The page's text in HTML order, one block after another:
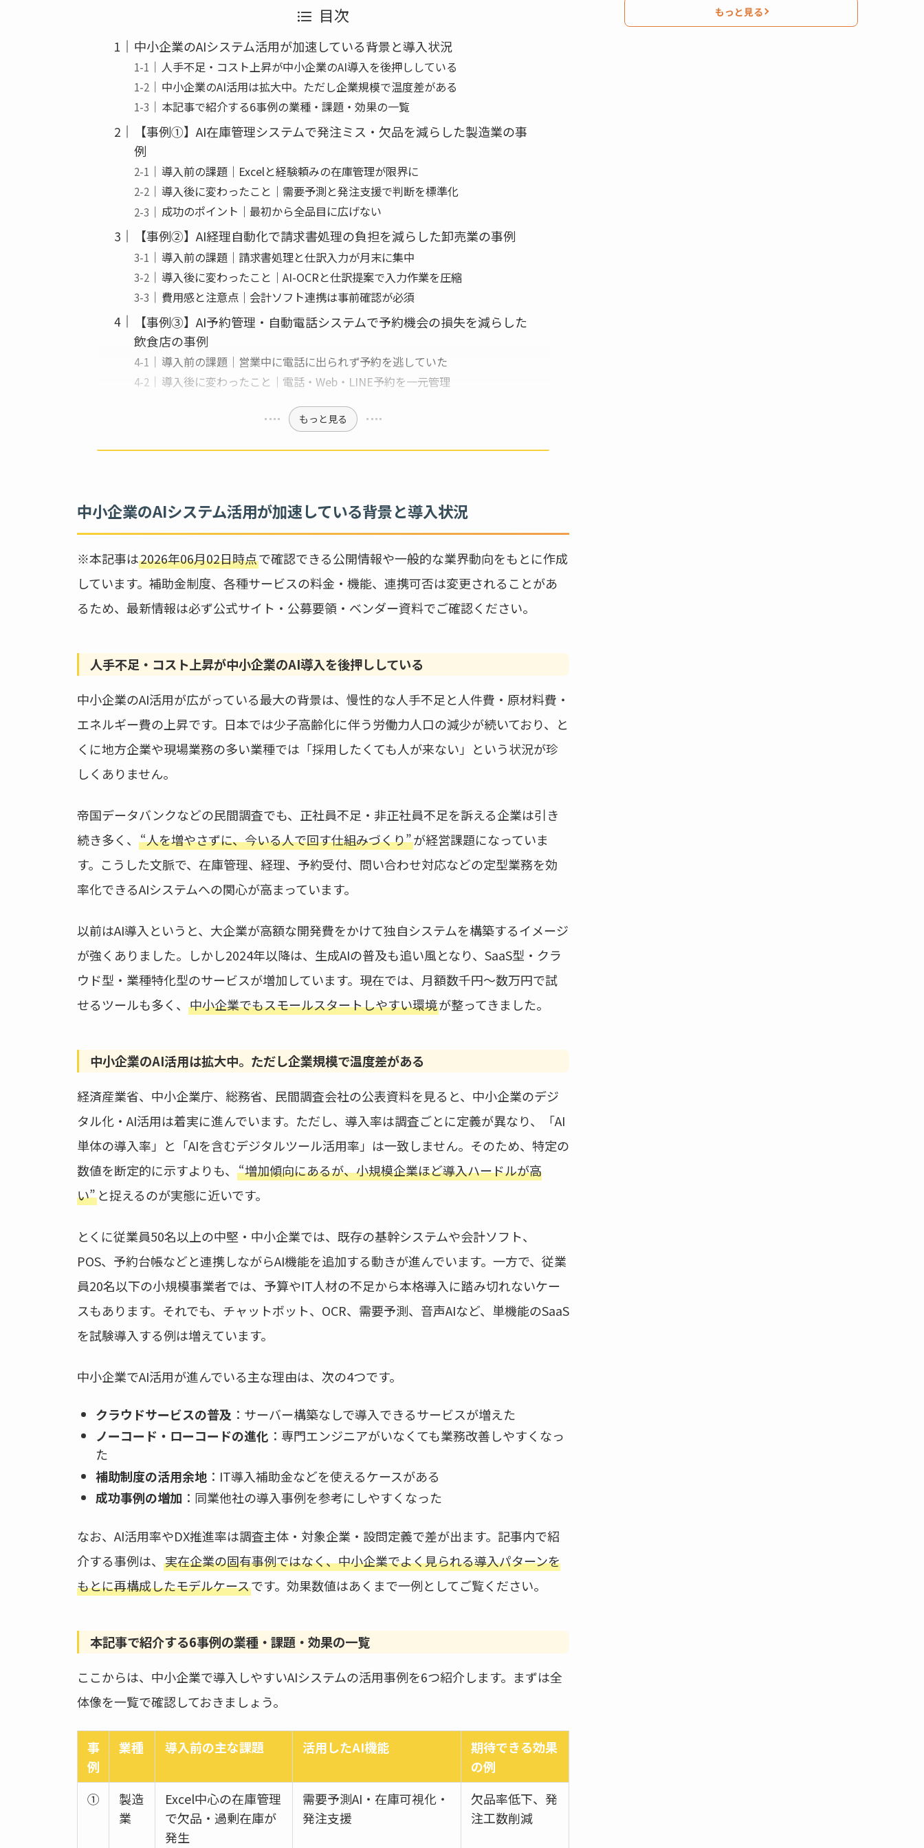
o
目次
中小企業のAIシステム活用が加速している背景と導入状況
人手不足・コスト上昇が中小企業のAI導入を後押ししている
中小企業のAI活用は拡大中。ただし企業規模で温度差がある
本記事で紹介する6事例の業種・課題・効果の一覧
【事例①】AI在庫管理システムで発注ミス・欠品を減らした製造業の事
例
導入前の課題｜Excelと経験頼みの在庫管理が限界に
導入後に変わったこと｜需要予測と発注支援で判断を標準化
成功のポイント｜最初から全品目に広げない
【事例②】AI経理自動化で請求書処理の負担を減らした卸売業の事例
導入前の課題｜請求書処理と仕訳入力が月末に集中
導入後に変わったこと｜AI-OCRと仕訳提案で入力作業を圧縮
費用感と注意点｜会計ソフト連携は事前確認が必須
【事例③】AI予約管理・自動電話システムで予約機会の損失を減らした
飲食店の事例
導入前の課題｜営業中に電話に出られず予約を逃していた
導入後に変わったこと｜電話・Web・LINE予約を一元管理
もっと見る
中小企業のAIシステム活用が加速している背景と導入状況
※本記事は2026年06月02日時点で確認できる公開情報や一般的な業界動向をもとに作成
しています。補助金制度、各種サービスの料金・機能、連携可否は変更されることがあ
るため、最新情報は必ず公式サイト・公募要領・ベンダー資料でご確認ください。
人手不足・コスト上昇が中小企業のAI導入を後押ししている
中小企業のAI活用が広がっている最大の背景は、慢性的な人手不足と人件費・原材料費・
エネルギー費の上昇です。日本では少子高齢化に伴う労働力人口の減少が続いており、と
くに地方企業や現場業務の多い業種では「採用したくても人が来ない」という状況が珍
しくありません。
帝国データバンクなどの民間調査でも、正社員不足・非正社員不足を訴える企業は引き
続き多く、 “人を増やさずに、今いる人で回す仕組みづくり”が経営課題になっていま
す。こうした文脈で、在庫管理、経理、予約受付、問い合わせ対応などの定型業務を効
率化できるAIシステムへの関心が高まっています。
以前はAI導入というと、大企業が高額な開発費をかけて独自システムを構築するイメージ
が強くありました。しかし2024年以降は、生成AIの普及も追い風となり、SaaS型・クラ
ウド型・業種特化型のサービスが増加しています。現在では、月額数千円〜数万円で試
せるツールも多く、 中小企業でもスモールスタートしやすい環境が整ってきました。
中小企業のAI活用は拡大中。ただし企業規模で温度差がある
経済産業省、中小企業庁、総務省、民間調査会社の公表資料を見ると、中小企業のデジ
タル化・AI活用は着実に進んでいます。ただし、導入率は調査ごとに定義が異なり、「AI
単体の導入率」と「AIを含むデジタルツール活用率」は一致しません。そのため、特定の
数値を断定的に示すよりも、 “増加傾向にあるが、小規模企業ほど導入ハードルが高
い”と捉えるのが実態に近いです。
とくに従業員50名以上の中堅・中小企業では、既存の基幹システムや会計ソフト、
POS、予約台帳などと連携しながらAI機能を追加する動きが進んでいます。一方で、従業
員20名以下の小規模事業者では、予算やIT人材の不足から本格導入に踏み切れないケー
スもあります。それでも、チャットボット、OCR、需要予測、音声AIなど、単機能のSaaS
を試験導入する例は増えています。
中小企業でAI活用が進んでいる主な理由は、次の4つです。
クラウドサービスの普及 ：サーバー構築なしで導入できるサービスが増えた
ノーコード・ローコードの進化 ：専門エンジニアがいなくても業務改善しやすくなっ
た
補助制度の活用余地 ：IT導入補助金などを使えるケースがある
成功事例の増加 ：同業他社の導入事例を参考にしやすくなった
なお、AI活用率やDX推進率は調査主体・対象企業・設問定義で差が出ます。記事内で紹
介する事例は、 実在企業の固有事例ではなく、中小企業でよく見られる導入パターンを
もとに再構成したモデルケースです。効果数値はあくまで一例としてご覧ください。
本記事で紹介する6事例の業種・課題・効果の一覧
ここからは、中小企業で導入しやすいAIシステムの活用事例を6つ紹介します。まずは全
体像を一覧で確認しておきましょう。
事
例
業種 導入前の主な課題 活用したAI機能
期待できる効果
の例
①
製造
業
Excel中心の在庫管理
で欠品・過剰在庫が
発生
需要予測AI・在庫可視化・
発注支援
欠品率低下、発
注工数削減
もっと見る